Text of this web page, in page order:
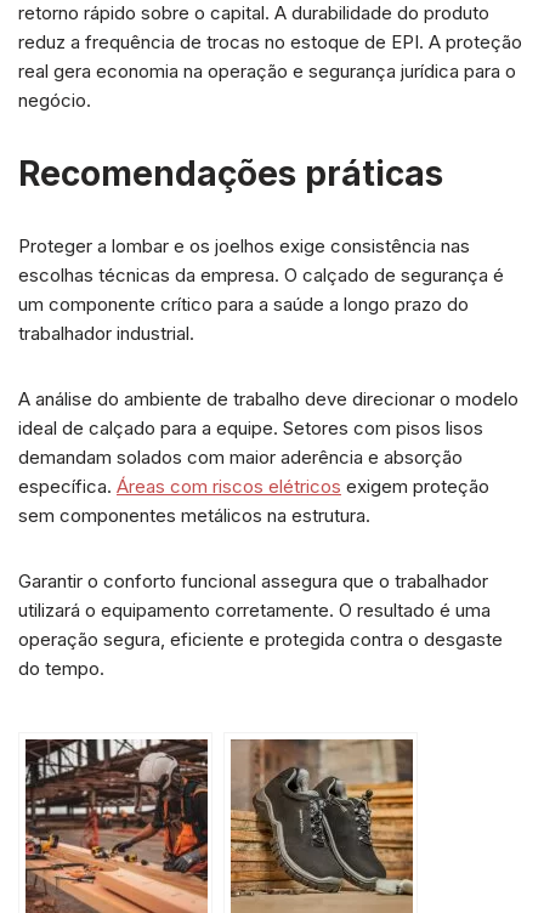
retorno rápido sobre o capital. A durabilidade do produto
reduz a frequência de trocas no estoque de EPI. A proteção
real gera economia na operação e segurança jurídica para o
negócio.
Recomendações práticas
Proteger a lombar e os joelhos exige consistência nas
escolhas técnicas da empresa. O calçado de segurança é
um componente crítico para a saúde a longo prazo do
trabalhador industrial.
A análise do ambiente de trabalho deve direcionar o modelo
ideal de calçado para a equipe. Setores com pisos lisos
demandam solados com maior aderência e absorção
específica. Áreas com riscos elétricos exigem proteção
sem componentes metálicos na estrutura.
Garantir o conforto funcional assegura que o trabalhador
utilizará o equipamento corretamente. O resultado é uma
operação segura, eficiente e protegida contra o desgaste
do tempo.